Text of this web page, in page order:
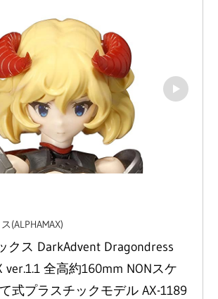
(ALPHAMAX)
クス DarkAdvent Dragondress
ver.1.1 全高約160mm NONスケ
式プラスチックモデル AX-1189